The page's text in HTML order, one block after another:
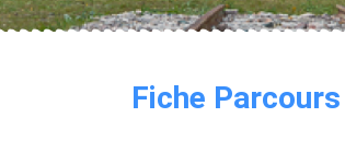
Fiche Parcours